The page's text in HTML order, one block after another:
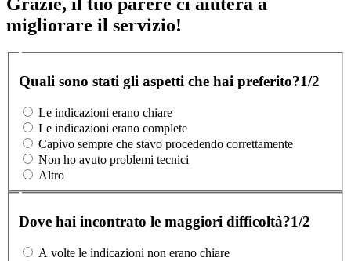
Grazie, il tuo parere ci aiuterà a
migliorare il servizio!
Quali sono stati gli aspetti che hai preferito?1/2
Le indicazioni erano chiare
Le indicazioni erano complete
Capivo sempre che stavo procedendo correttamente
Non ho avuto problemi tecnici
Altro
Dove hai incontrato le maggiori difficoltà?1/2
A volte le indicazioni non erano chiare